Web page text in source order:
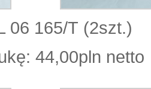
06 165/T (2szt.)
44,00pln netto